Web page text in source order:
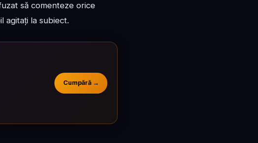
să comenteze orice
agitați la subiect.
Cumpără →